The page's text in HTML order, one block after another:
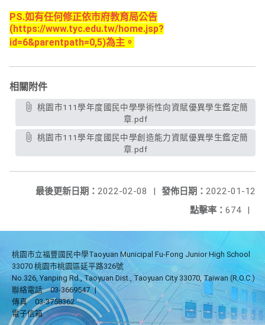
PS.如有任何修正依市府教育局公告
(https://www.tyc.edu.tw/home.jsp?
id=6&parentpath=0,5)為主。
相關附件
章.pdf
章.pdf
發佈日期： 2022-01-12
最後更新日期： 2022-02-08
|
點擊率： 674 |
桃園市立福豐國民中學Taoyuan Municipal Fu-Fong Junior High School
33070 桃園市桃園區延平路326號
No.326, Yanping Rd., Taoyuan Dist., Taoyuan City 33070, Taiwan (R.O.C.)
聯絡電話
03-3669547 |
傳真
03-3758362
電子信箱